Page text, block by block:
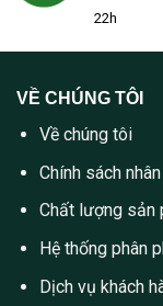
22h
VỀ CHÚNG TÔI
Về chúng tôi
Chính sách
Chất lượng sản
Hệ thống phân
Dịch vụ khách